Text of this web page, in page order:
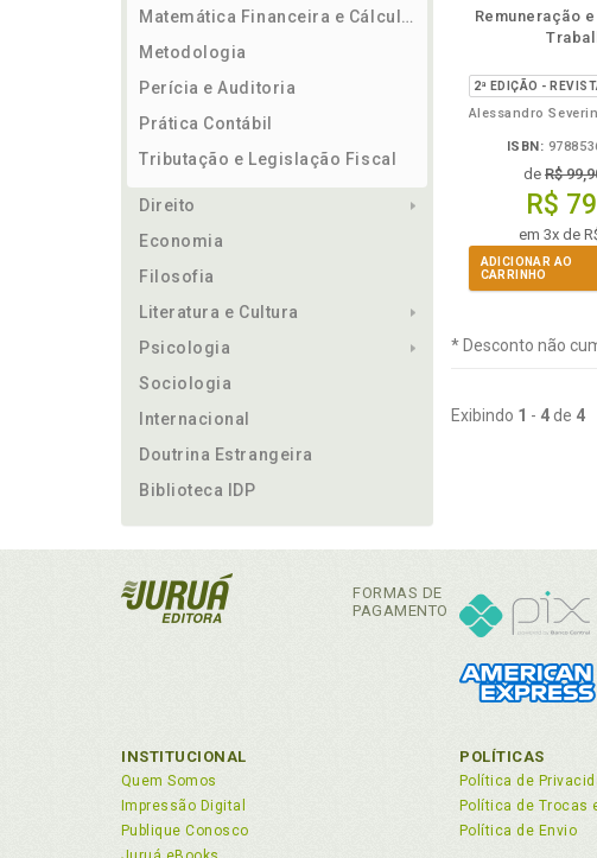
Matemática Financeira e Cálculos
Metodologia
Perícia e Auditoria
Prática Contábil
Tributação e Legislação Fiscal
Direito
Economia
Filosofia
Literatura e Cultura
Psicologia
Sociologia
Internacional
Doutrina Estrangeira
Biblioteca IDP
em
na
Remuneração
ISBN:
de R$
R$
em 3x de
ADICIONAR AO
CARRINHO
* Desconto não
Exibindo 1 - 4de 4
FORMAS DE
PAGAMENTO
INSTITUCIONAL
Quem Somos
Impressão Digital
Publique Conosco
POLÍTICAS
Política de
Política de Trocas
Política de Envio